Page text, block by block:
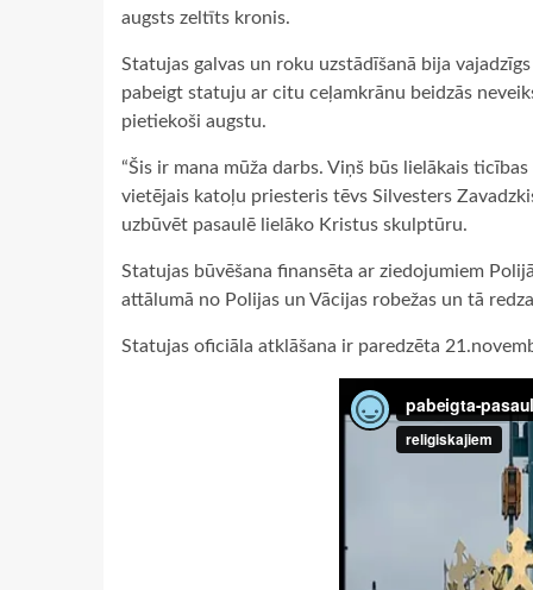
augsts zeltīts kronis.
Statujas galvas un roku uzstādīšanā bija
pabeigt statuju ar citu ceļamkrānu beidzās
pietiekoši augstu.
“Šis ir mana mūža darbs. Viņš būs lielākais
vietējais katoļu priesteris tēvs Silvesters
uzbūvēt pasaulē lielāko Kristus skulptūru.
Statujas būvēšana finansēta ar ziedojumiem
attālumā no Polijas un Vācijas robežas un tā
Statujas oficiāla atklāšana ir paredzēta